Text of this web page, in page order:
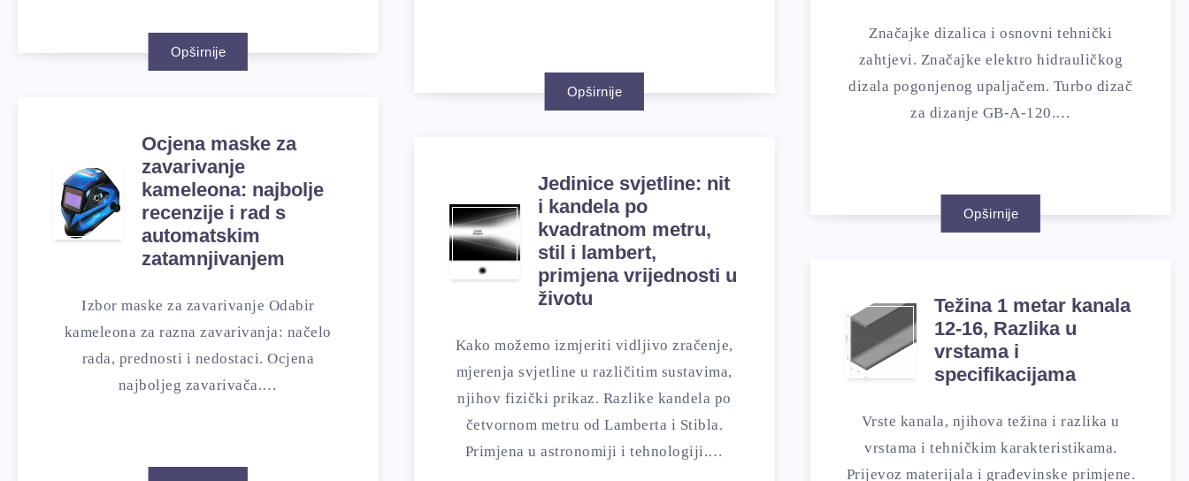
Opširnije
Opširnije
Značajke dizalica i osnovni tehnički
zahtjevi. Značajke elektro hidrauličkog
dizala pogonjenog upaljačem. Turbo dizač
za dizanje GB-A-120.…
Opširnije
Ocjena maske za
zavarivanje
kameleona: najbolje
recenzije i rad s
automatskim
zatamnjivanjem
Izbor maske za zavarivanje Odabir
kameleona za razna zavarivanja: načelo
rada, prednosti i nedostaci. Ocjena
najboljeg zavarivača.…
Jedinice svjetline: nit
i kandela po
kvadratnom metru,
stil i lambert,
primjena vrijednosti u
životu
Kako možemo izmjeriti vidljivo zračenje,
mjerenja svjetline u različitim sustavima,
njihov fizički prikaz. Razlike kandela po
četvornom metru od Lamberta i Stibla.
Primjena u astronomiji i tehnologiji.…
Težina 1 metar kanala
12-16, Razlika u
vrstama i
specifikacijama
Vrste kanala, njihova težina i razlika u
vrstama i tehničkim karakteristikama.
Prijevoz materijala i građevinske primjene.